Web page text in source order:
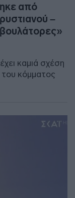
από
–
καμιά σχέση
του κόμματος